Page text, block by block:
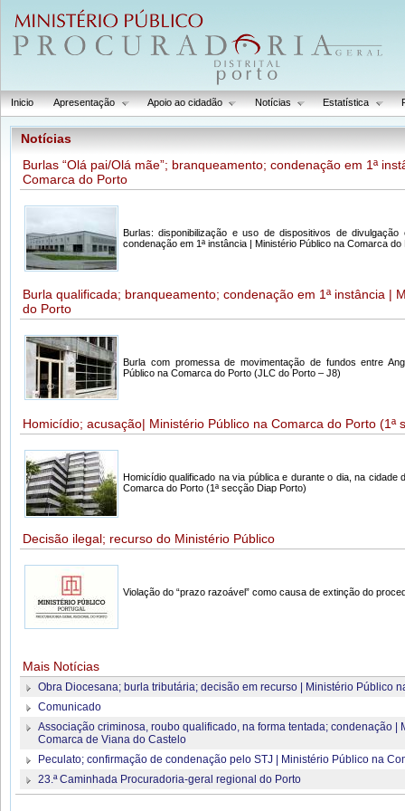
Inicio Apresentação Apoio ao cidadão Notícias Estatística
Notícias
Burlas “Olá pai/Olá mãe”; branqueamento; condenação em 1ª
Comarca do Porto
Burlas: disponibilização e uso de dispositivos de
condenação em 1ª instância | Ministério Público na Comarca
Burla qualificada; branqueamento; condenação em 1ª instância |
do Porto
Burla com promessa de movimentação de fundos entre
Público na Comarca do Porto (JLC do Porto – J8)
Homicídio; acusação| Ministério Público na Comarca do Porto (1ª
Homicídio qualificado na via pública e durante o dia, na cidade
Comarca do Porto (1ª secção Diap Porto)
Decisão ilegal; recurso do Ministério Público
Violação do “prazo razoável” como causa de extinção do
Mais Notícias
Obra Diocesana; burla tributária; decisão em recurso | Ministério Público
Comunicado
Associação criminosa, roubo qualificado, na forma tentada; condenação |
Comarca de Viana do Castelo
Peculato; confirmação de condenação pelo STJ | Ministério Público na
23.ª Caminhada Procuradoria-geral regional do Porto